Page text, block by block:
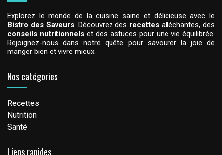
Explorez le monde de la cuisine saine et délicieuse avec le
Bistro des Saveurs. Découvrez des recettes alléchantes, des
conseils nutritionnels et des astuces pour une vie équilibrée.
Rejoignez-nous dans notre quête pour savourer la joie de
manger bien et vivre mieux.
Nos catégories
Recettes
Nutrition
Santé
Liens rapides